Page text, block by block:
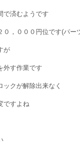
で済むようです
，０００円位です(パー
が
外す作業です
クが解除出来なく
ですよね